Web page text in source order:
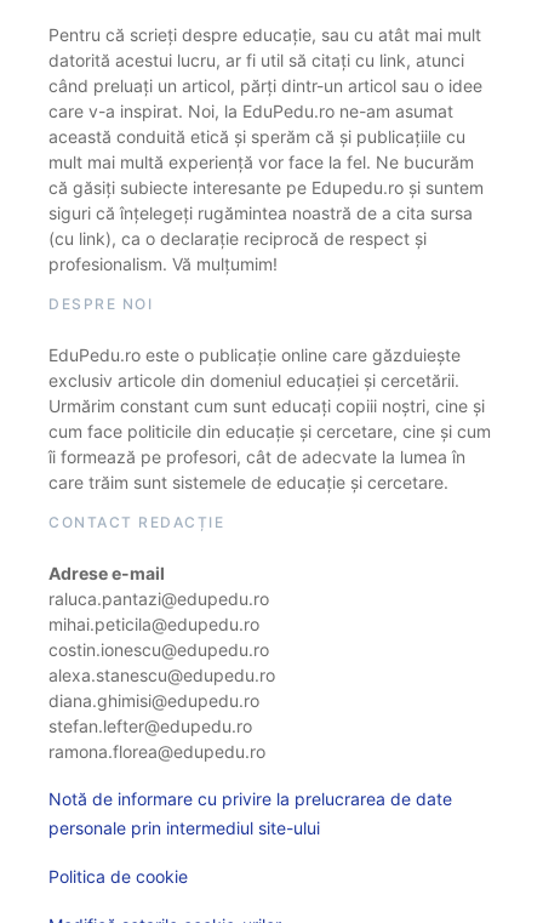
Pentru că scrieți despre educație, sau cu atât mai mult
datorită acestui lucru, ar fi util să citați cu link, atunci
când preluați un articol, părți dintr-un articol sau o idee
care v-a inspirat. Noi, la EduPedu.ro ne-am asumat
această conduită etică și sperăm că și publicațiile cu
mult mai multă experiență vor face la fel. Ne bucurăm
că găsiți subiecte interesante pe Edupedu.ro și suntem
siguri că înțelegeți rugămintea noastră de a cita sursa
(cu link), ca o declarație reciprocă de respect și
profesionalism. Vă mulțumim!
DESPRE NOI
EduPedu.ro este o publicație online care găzduiește
exclusiv articole din domeniul educației și cercetării.
Urmărim constant cum sunt educați copiii noștri, cine și
cum face politicile din educație și cercetare, cine și cum
îi formează pe profesori, cât de adecvate la lumea în
care trăim sunt sistemele de educație și cercetare.
CONTACT REDACȚIE
Adrese e-mail
raluca.pantazi@edupedu.ro
mihai.peticila@edupedu.ro
costin.ionescu@edupedu.ro
alexa.stanescu@edupedu.ro
diana.ghimisi@edupedu.ro
stefan.lefter@edupedu.ro
ramona.florea@edupedu.ro
Notă de informare cu privire la prelucrarea de date
personale prin intermediul site-ului
Politica de cookie